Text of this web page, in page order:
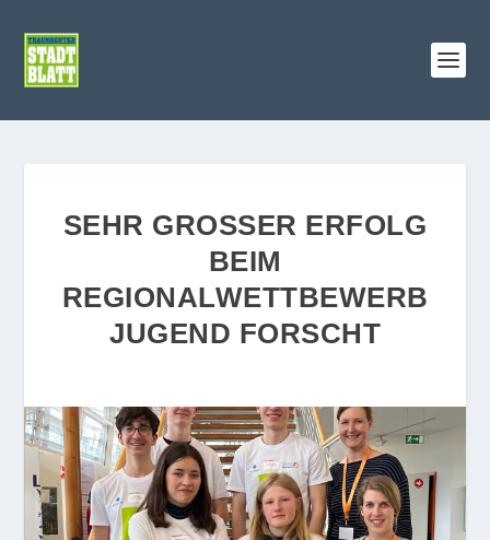
SEHR GROSSER ERFOLG B
EIM R
EGIONALWETTBEWERB J
UGEND FORSCHT